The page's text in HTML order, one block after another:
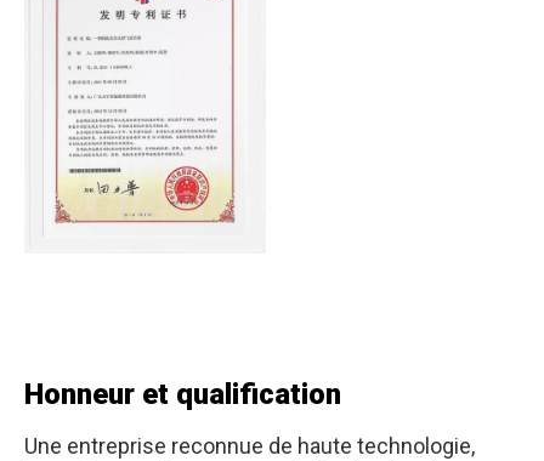
Honneur et qualification
Une entreprise reconnue de haute technologie,